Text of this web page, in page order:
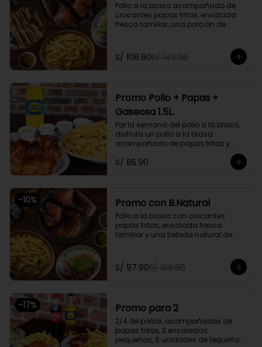
Pollo a la brasa acompañado de
crocantes papas fritas, ensalada
fresca familiar, una porción de
Promoción exclusiva para llevar o
S/ 108.90S/ 149.90
Promo Pollo + Papas +
Gaseosa 1.5L.
Por la semana del pollo a la brasa,
disfruta un pollo a la brasa
acompañado de papas fritas y
Promoción exclusiva para llevar o
S/ 85.90
-10% Promo con B.Natural
Pollo a la brasa con crocantes
papas fritas, ensalada fresca
familiar y una bebida natural de
Promoción exclusiva para llevar o
delivery
S/ 97.90S/ 108.80
-17% Promo para 2
2/4 de pollos, acompañados de
papas fritas, 2 ensaladas
pequeñas, 5 unidades de tequeños